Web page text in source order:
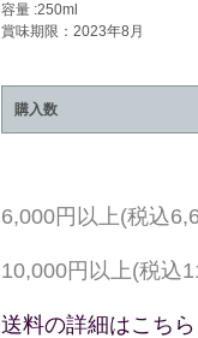
容量 :250ml
賞味期限：2023年8月
購入数
6,000円以上(税込
10,000円以上(税込
送料の詳細はこちら